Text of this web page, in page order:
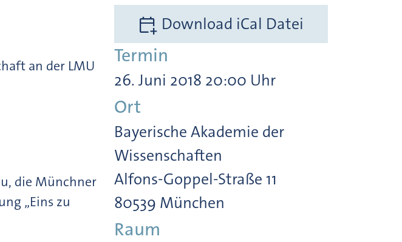
an der LMU
die Münchner
„Eins zu
Download iCal Datei
Termin
26. Juni 2018 20:00 Uhr
Ort
Bayerische Akademie der
Wissenschaften
Alfons-Goppel-Straße 11
80539 München
Raum